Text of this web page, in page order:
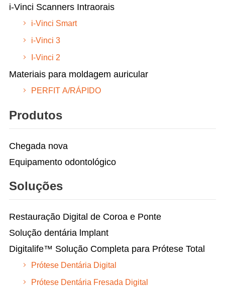
i-Vinci Scanners Intraorais
i-Vinci Smart
i-Vinci 3
I-Vinci 2
Materiais para moldagem auricular
PERFIT A/RÁPIDO
Produtos
Chegada nova
Equipamento odontológico
Soluções
Restauração Digital de Coroa e Ponte
Solução dentária lmplant
Digitalife™ Solução Completa para Prótese Total
Prótese Dentária Digital
Prótese Dentária Fresada Digital